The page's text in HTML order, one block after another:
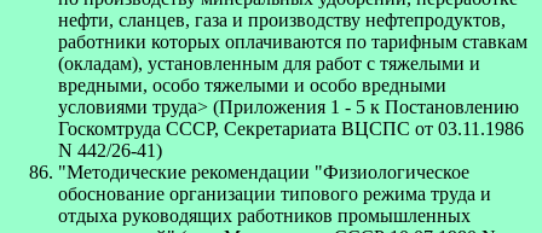
нефти, сланцев, газа и производству нефтепродуктов,
работники которых оплачиваются по тарифным ставкам
(окладам), установленным для работ с тяжелыми и
вредными, особо тяжелыми и особо вредными
условиями труда> (Приложения 1 - 5 к Постановлению
Госкомтруда СССР, Секретариата ВЦСПС от 03.11.1986
N 442/26-41)
"Методические рекомендации "Физиологическое
обоснование организации типового режима труда и
отдыха руководящих работников промышленных